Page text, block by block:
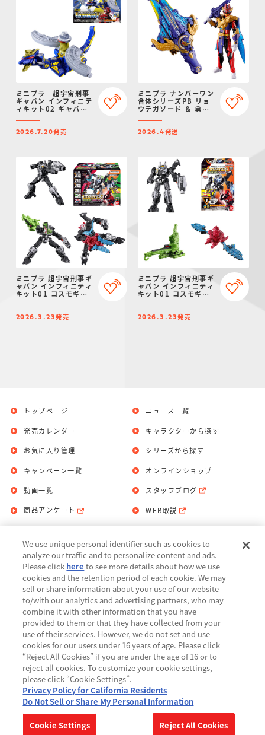
ミニプラ 超宇宙刑事
ギャバン インフィニテ
ィキット02 ギャバリ
2026.7.20発売
ミニプラ ナンバーワン
合体シリーズPB リョ
ウテガソード ＆ 勇動
ルフ【プレミアムバン
ダイ限定】
2026.4発送
ミニプラ 超宇宙刑事ギ
ャバン インフィニティ
キット01 コスモギャ
ャバリオンクレーン ＆
ギャバリオンレーザー
2026.3.23発売
ミニプラ 超宇宙刑事ギ
ャバン インフィニティ
キット01 コスモギャ
ャバリオンクレーン ＆
ギャバリオンレーザー
2026.3.23発売
トップページ
発売カレンダー
お気に入り管理
ニュース一覧
キャラクターから探す
シリーズから探す
キャンペーン一覧
動画一覧
商品アンケート
オンラインショップ
スタッフブログ
WEB取説
お問い合わせ 個人情報保護方針
利用規約
Do Not Sell or Share My Personal
Information
アレルギー情報
©BANDAI
▼コピーライト一覧を表示する
We use unique personal identifier such as cookies to
analyze our traffic and to personalize content and ads.
Please click here to see more details about how we use
cookies and the retention period of each cookie. We may
sell or share information about your use of our website
to/with our analytics and advertising partners, who may
combine it with other information that you have
provided to them or that they have collected from your
use of their services. However, we do not set and use
cookies for our users under 16 years of age. Please click
“Reject All Cookies” if you are under the age of 16 or to
reject all cookies. To customize your cookie settings,
please click “Cookie Settings”.
Privacy Policy for California Residents
Do Not Sell or Share My Personal Information
Cookie Settings Reject All Cookies